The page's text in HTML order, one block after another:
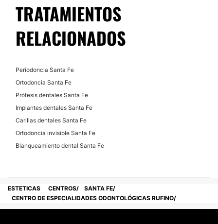
TRATAMIENTOS
RELACIONADOS
Periodoncia Santa Fe
Ortodoncia Santa Fe
Prótesis dentales Santa Fe
Implantes dentales Santa Fe
Carillas dentales Santa Fe
Ortodoncia invisible Santa Fe
Blanqueamiento dental Santa Fe
ESTETICAS CENTROS
SANTA FE
CENTRO DE ESPECIALIDADES ODONTOLÓGICAS RUFINO